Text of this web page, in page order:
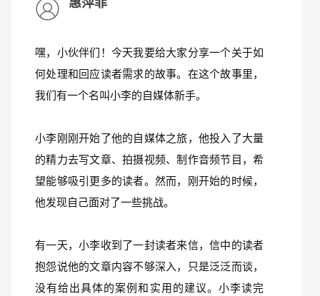
惠萍菲
嘿，小伙伴们！今天我要给大家分享一个关于如
何处理和回应读者需求的故事。在这个故事里，
我们有一个名叫小李的自媒体新手。
小李刚刚开始了他的自媒体之旅，他投入了大量
的精力去写文章、拍摄视频、制作音频节目，希
望能够吸引更多的读者。然而，刚开始的时候，
他发现自己面对了一些挑战。
有一天，小李收到了一封读者来信，信中的读者
抱怨说他的文章内容不够深入，只是泛泛而谈，
没有给出具体的案例和实用的建议。小李读完